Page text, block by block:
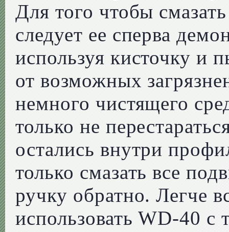
Для того чтобы
следует ее сперва
используя кисточку и
от возможных
немного чистящего
только не
остались внутри
только смазать все
ручку обратно. Легче
использовать WD-40 с